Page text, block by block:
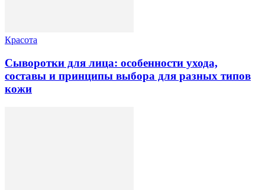
Красота
Сыворотки для лица: особенности ухода,
составы и принципы выбора для разных типов
кожи